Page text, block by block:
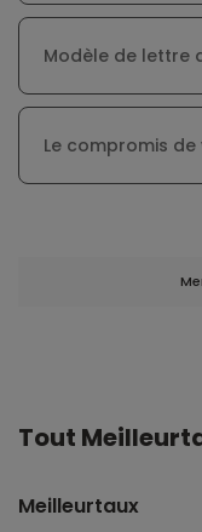
Modèle de lettre
Le compromis
Tout
Meilleurtaux